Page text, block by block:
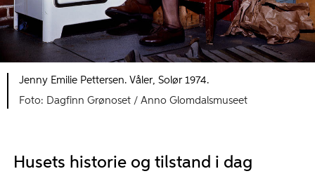
Jenny Emilie Pettersen. Våler, Solør 1974.
Foto: Dagfinn Grønoset / Anno Glomdalsmuseet
Husets historie og tilstand i dag